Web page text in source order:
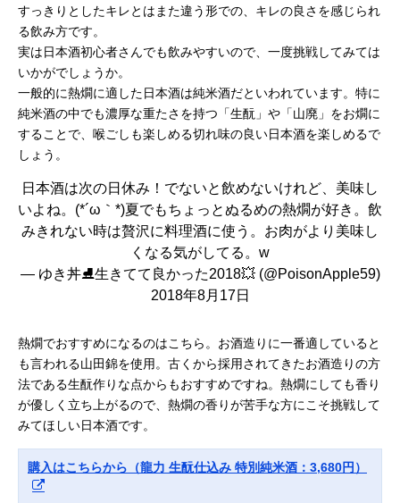
すっきりとしたキレとはまた違う形での、キレの良さを感じられ
る飲み方です。
実は日本酒初心者さんでも飲みやすいので、一度挑戦してみては
いかがでしょうか。
一般的に熱燗に適した日本酒は純米酒だといわれています。特に
純米酒の中でも濃厚な重たさを持つ「生酛」や「山廃」をお燗に
することで、喉ごしも楽しめる切れ味の良い日本酒を楽しめるで
しょう。
日本酒は次の日休み！でないと飲めないけれど、美味し
いよね。(*´ω｀*)夏でもちょっとぬるめの熱燗が好き。飲
みきれない時は贅沢に料理酒に使う。お肉がより美味し
くなる気がしてる。w
— ゆき丼⛸生きてて良かった2018💥 (@PoisonApple59)
2018年8月17日
熱燗でおすすめになるのはこちら。お酒造りに一番適していると
も言われる山田錦を使用。古くから採用されてきたお酒造りの方
法である生酛作りな点からもおすすめですね。熱燗にしても香り
が優しく立ち上がるので、熱燗の香りが苦手な方にこそ挑戦して
みてほしい日本酒です。
購入はこちらから（龍力 生酛仕込み 特別純米酒：3,680円）